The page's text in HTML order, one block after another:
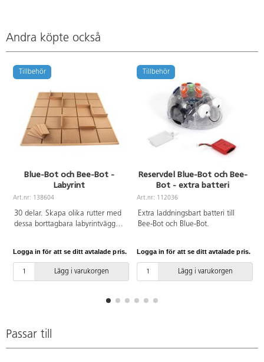
Andra köpte också
Tillbehör
Blue-Bot och Bee-Bot -
Labyrint
Art.nr: 138604
30 delar. Skapa olika rutter med
dessa borttagbara labyrintväggar.
Logga in för att se ditt avtalade pris.
Lägg i varukorgen
Tillbehör
Reservdel Blue-Bot och Bee-
Bot - extra batteri
Art.nr: 112036
Extra laddningsbart batteri till
Bee-Bot och Blue-Bot.
Logga in för att se ditt avtalade pris.
Lägg i varukorgen
Passar till